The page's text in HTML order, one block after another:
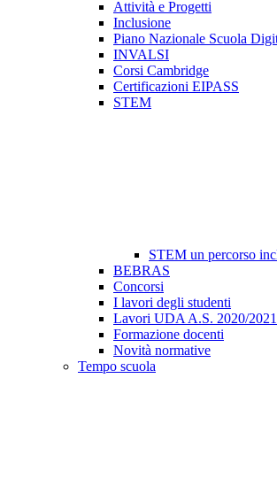
Attività e Progetti
Inclusione
Piano Nazionale Scuola
INVALSI
Corsi Cambridge
Certificazioni EIPASS
STEM
STEM un percorso
BEBRAS
Concorsi
I lavori degli studenti
Lavori UDA A.S. 2020/2021
Formazione docenti
Novità normative
Tempo scuola